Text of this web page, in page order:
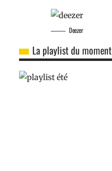
Deezer
La playlist du moment